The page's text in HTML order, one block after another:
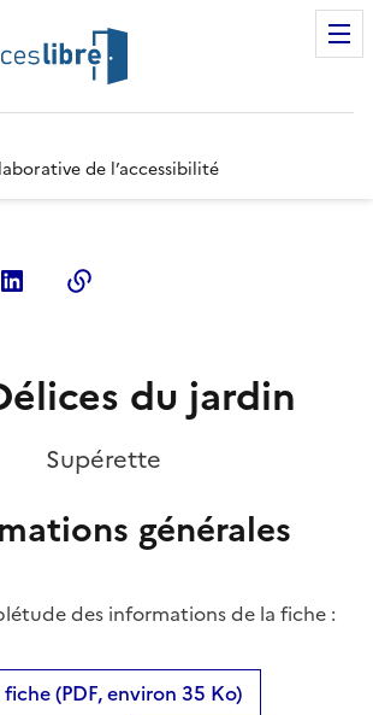
de l’accessibilité
Twitter)
Linkedin
du jardin
Supérette
générales
des informations de la fiche :
(PDF, environ 35 Ko)